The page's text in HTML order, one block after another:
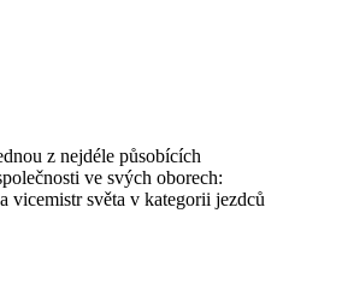
z nejdéle působících
ve svých oborech:
světa v kategorii jezdců